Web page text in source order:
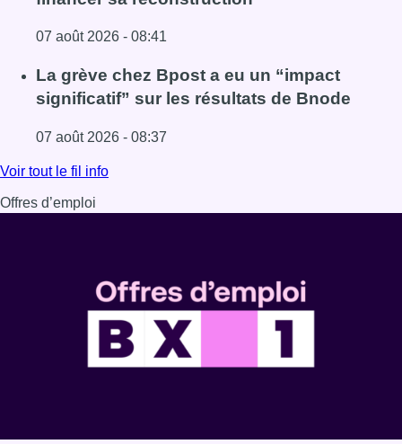
07 août 2026 - 08:41
Lire l'article Le RWDM récolte déjà 100.000 euros pour
La grève chez Bpost a eu un “impact
significatif” sur les résultats de Bnode
07 août 2026 - 08:37
Lire l'article La grève chez Bpost a eu un “impact
Voir tout le fil info
Offres d’emploi